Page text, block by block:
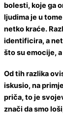
bolesti, koje ga
ljudima je u
netko kraće.
identificira, a
što su emocije,
Od tih razlika
iskusio, na
priča, to je
znači da smo